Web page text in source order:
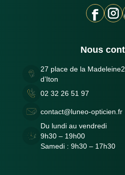
Nous
27 place de la
d’Iton
02 32 26 51 97
contact@luneo-opticien.fr
Du lundi au vendredi
9h30 – 19h00
Samedi : 9h30 – 17h30